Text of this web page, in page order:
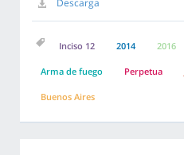
Descarga
Inciso 12 2014 2016
Arma de fuego Perpetua
Buenos Aires